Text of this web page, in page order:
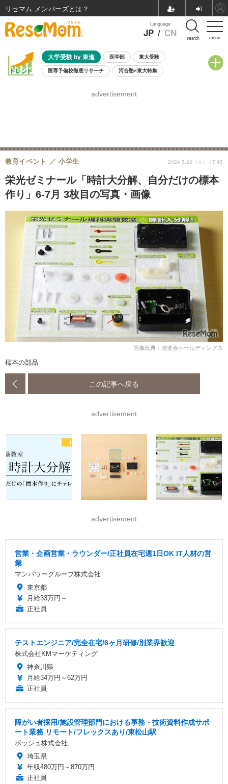
menu
Language
JP / CN search
大学受験 by 東進 医学部 東大受験
医専予備校徹底リサーチ 河合塾×東大特集
8月開催学校説明会・相談会
advertisement
栄光ゼミナール「時計大分解、自分だけの標本
作り」6-7月 3枚目の写真・画像
教育イベント 小学生 2024.5.28（火） 17:45
画像出典：増進会ホールディングス
標本の部品
この記事へ戻る
advertisement
advertisement
営業・企画営業・ラウンダー/正社員在宅週1日OK IT人材の営
業
マンパワーグループ株式会社
東京都
月給33万円～
正社員
テストエンジニア/完全在宅/6ヶ月研修/別業界歓迎
株式会社KMマーケティング
神奈川県
月給34万円～62万円
正社員
障がい者採用/施設管理部門における事務・技術資料作成サポ
ート業務 リモート/フレックスあり/東松山駅
ボッシュ株式会社
埼玉県
年収480万円～870万円
正社員
リセマム メンバーズ